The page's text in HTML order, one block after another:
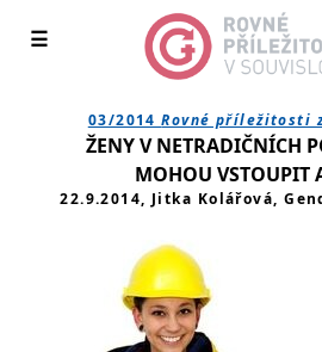
☰
03/2014Rovné příležitosti
ŽENY V NETRADIČNÍCH
MOHOU VSTOUPIT
22.9.2014, Jitka Kolářová,